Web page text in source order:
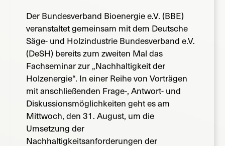
Der Bundesverband Bioenergie e.V. (BBE)
veranstaltet gemeinsam mit dem Deutsche
Säge- und Holzindustrie Bundesverband e.V.
(DeSH) bereits zum zweiten Mal das
Fachseminar zur „Nachhaltigkeit der
Holzenergie“. In einer Reihe von Vorträgen
mit anschließenden Frage-, Antwort- und
Diskussionsmöglichkeiten geht es am
Mittwoch, den 31. August, um die
Umsetzung der
Nachhaltigkeitsanforderungen der